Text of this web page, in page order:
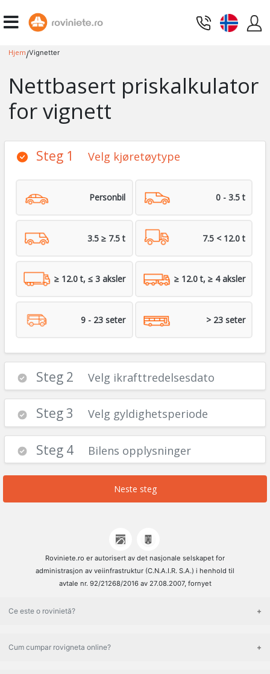
Hjem/Vignetter
Nettbasert priskalkulator
for vignett
Steg 1 Velg kjøretøytype
Personbil 0 - 3.5 t
3.5 ≥ 7.5 t 7.5 < 12.0 t
≥ 12.0 t, ≤ 3 aksler ≥ 12.0 t, ≥ 4 aksler
9 - 23 seter > 23 seter
Steg 2 Velg ikrafttredelsesdato
Steg 3 Velg gyldighetsperiode
Steg 4 Bilens opplysninger
Neste steg
Roviniete.ro er autorisert av det nasjonale selskapet for
administrasjon av veiinfrastruktur (C.N.A.I.R. S.A.) i henhold til
avtale nr. 92/21268/2016 av 27.08.2007, fornyet
Ce este o rovinietă?
Cum cumpar rovigneta online?